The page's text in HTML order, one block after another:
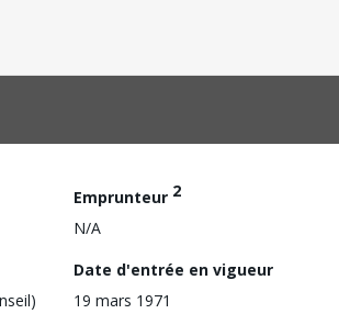
Emprunteur 2
N/A
Date d'entrée en vigueur
19 mars 1971